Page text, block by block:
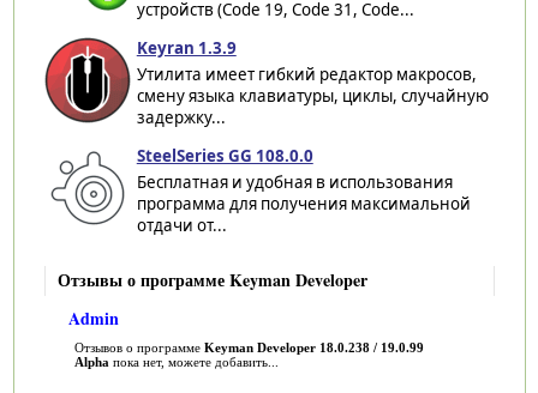
устройств (Code 19, Code 31, Code...
Keyran 1.3.9
Утилита имеет гибкий редактор макросов,
смену языка клавиатуры, циклы, случайную
задержку...
SteelSeries GG 108.0.0
Бесплатная и удобная в использования
программа для получения максимальной
отдачи от...
Отзывы о программе Keyman Developer
Admin
Отзывов о программе Keyman Developer 18.0.238 / 19.0.99
Alpha пока нет, можете добавить...